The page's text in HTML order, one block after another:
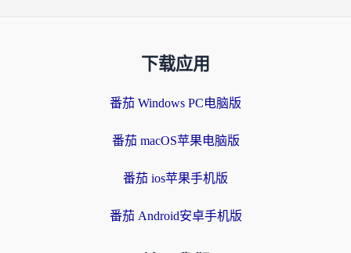
下载应用
番茄 Windows PC电脑版
番茄 macOS苹果电脑版
番茄 ios苹果手机版
番茄 Android安卓手机版